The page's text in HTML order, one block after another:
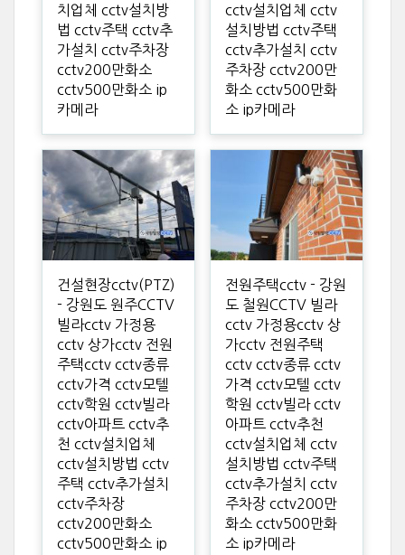
치업체 cctv설치방
법 cctv주택 cctv추
가설치 cctv주차장
cctv200만화소
cctv500만화소 ip
카메라
cctv설치업체 cctv
설치방법 cctv주택
cctv추가설치 cctv
주차장 cctv200만
화소 cctv500만화
소 ip카메라
건설현장cctv(PTZ)
- 강원도 원주CCTV
빌라cctv 가정용
cctv 상가cctv 전원
주택cctv cctv종류
cctv가격 cctv모텔
cctv학원 cctv빌라
cctv아파트 cctv추
천 cctv설치업체
cctv설치방법 cctv
주택 cctv추가설치
cctv주차장
cctv200만화소
cctv500만화소 ip
전원주택cctv - 강원
도 철원CCTV 빌라
cctv 가정용cctv 상
가cctv 전원주택
cctv cctv종류 cctv
가격 cctv모텔 cctv
학원 cctv빌라 cctv
아파트 cctv추천
cctv설치업체 cctv
설치방법 cctv주택
cctv추가설치 cctv
주차장 cctv200만
화소 cctv500만화
소 ip카메라